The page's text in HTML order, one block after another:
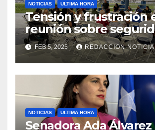
NOTICIAS ULTIMA HORA
Tensión y frustración
reunión sobre
Reparto
FEB 5, 2025 REDACCION
NOTICIAS ULTIMA HORA
Senadora Ada Álvarez